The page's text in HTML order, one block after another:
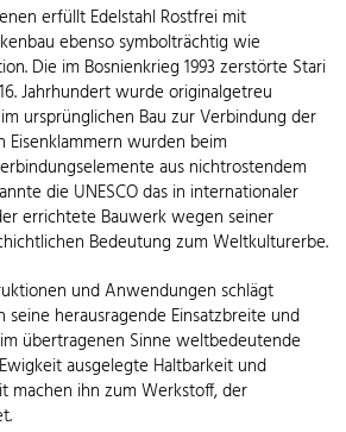
erfüllt Edelstahl Rostfrei mit
ebenso symbolträchtig wie
Die im Bosnienkrieg 1993 zerstörte Stari
Jahrhundert wurde originalgetreu
ursprünglichen Bau zur Verbindung der
Eisenklammern wurden beim
aus nichtrostendem
die UNESCO das in internationaler
errichtete Bauwerk wegen seiner
Bedeutung zum Weltkulturerbe.
und Anwendungen schlägt
seine herausragende Einsatzbreite und
übertragenen Sinne weltbedeutende
ausgelegte Haltbarkeit und
machen ihn zum Werkstoff, der